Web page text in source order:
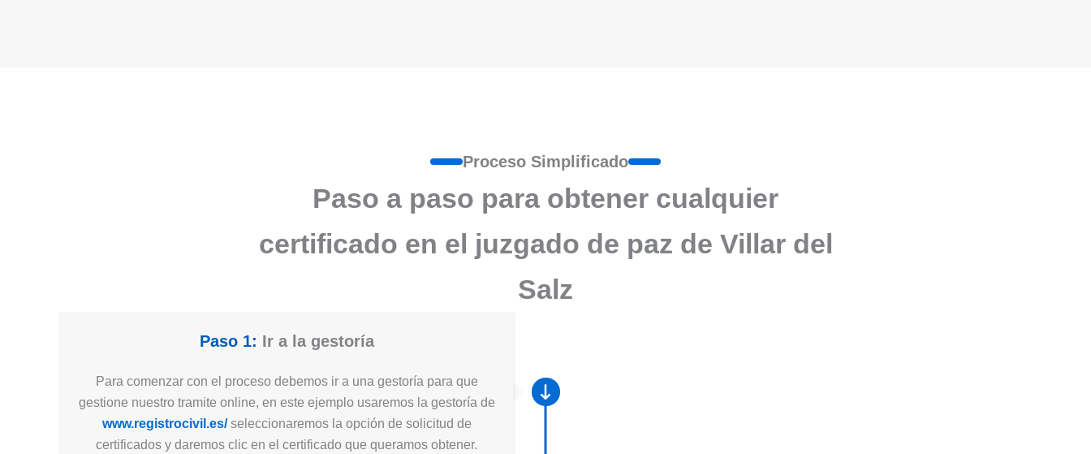
Proceso Simplificado
Paso a paso para obtener cualquier
certificado en el juzgado de paz de Villar del
Salz
Paso 1: Ir a la gestoría
Para comenzar con el proceso debemos ir a una gestoría para que
gestione nuestro tramite online, en este ejemplo usaremos la gestoría de
www.registrocivil.es/seleccionaremos la opción de solicitud de
certificados y daremos clic en el certificado que queramos obtener.